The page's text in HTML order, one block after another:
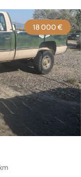
18 000 €